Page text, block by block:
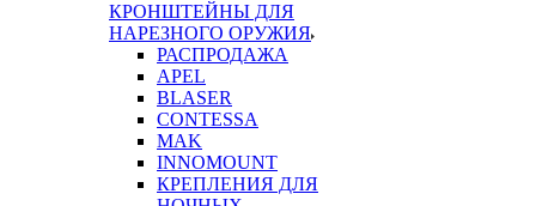
КРОНШТЕЙНЫ ДЛЯ
НАРЕЗНОГО ОРУЖИЯ
РАСПРОДАЖА
APEL
BLASER
CONTESSA
MAK
INNOMOUNT
КРЕПЛЕНИЯ ДЛЯ